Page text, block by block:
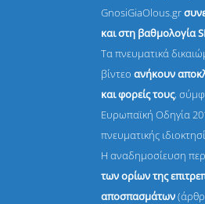
GnosiGiaOlous.gr
και στη βαθμολογία
Τα πνευματικά
βίντεοανήκουν
και φορείς τους,
Ευρωπαϊκή Οδηγία
πνευματικής
Η αναδημοσίευση
των ορίων της
αποσπασμάτων